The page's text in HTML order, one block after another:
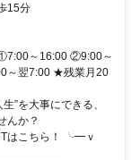
15分
～16:00 ②9:00～
～翌7:00 ★残業月20
”を大事にできる、
んか？
こちら！ ╰━ｖ